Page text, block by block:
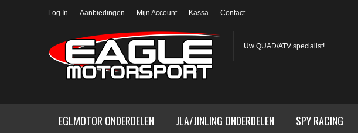
Log In Aanbiedingen Mijn Account Kassa Contact
Uw QUAD/ATV specialist!
EGLMOTOR ONDERDELEN JLA/JINLING ONDERDELEN SPY RACING